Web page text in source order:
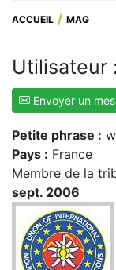
ACCUEIL MAG
Utilisateur :
Envoyer un
Petite phrase :
Pays : France
Membre de la
sept. 2006